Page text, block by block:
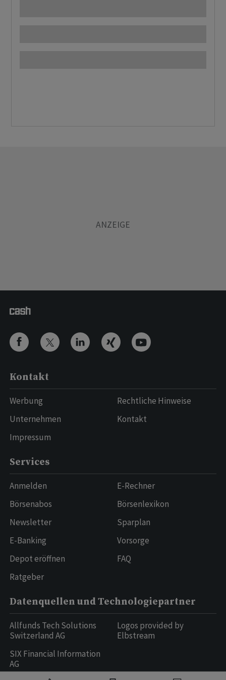
Kontakt
Werbung
Unternehmen
Impressum
Rechtliche Hinweise
Kontakt
Services
Anmelden
Börsenabos
Newsletter
E-Banking
Depot eröffnen
Ratgeber
E-Rechner
Börsenlexikon
Sparplan
Vorsorge
FAQ
Datenquellen und Technologiepartner
Allfunds Tech Solutions
Switzerland AG
SIX Financial Information
AG
Logos provided by
Elbstream